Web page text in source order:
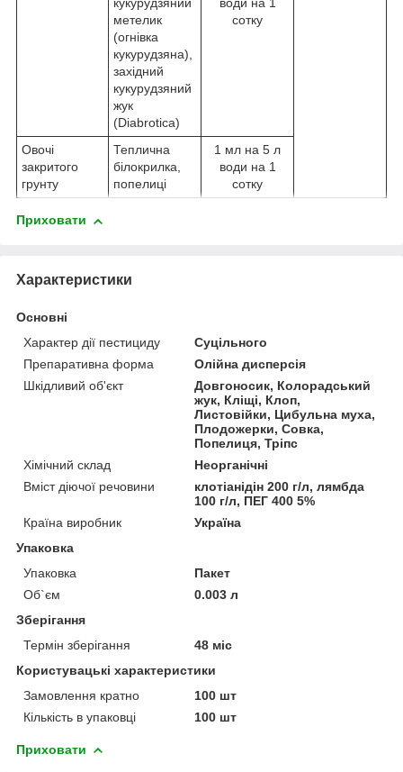
кукурудзяний
метелик
(огнівка
кукурудзяна),
західний
кукурудзяний
жук
(Diabrotica)
води на 1
сотку
Овочі
закритого
грунту
Теплична
білокрилка,
попелиці
1 мл на 5 л
води на 1
сотку
Приховати
Характеристики
Основні
Характер дії пестициду
Суцільного
Препаративна форма
Олійна дисперсія
Шкідливий об'єкт
Довгоносик, Колорадський
жук, Кліщі, Клоп,
Листовійки, Цибульна муха,
Плодожерки, Совка,
Попелиця, Тріпс
Хімічний склад
Неорганічні
Вміст діючої речовини
клотіанідін 200 г/л, лямбда
100 г/л, ПЕГ 400 5%
Країна виробник
Україна
Упаковка
Упаковка
Пакет
Об`єм
0.003 л
Зберігання
Термін зберігання
48 міс
Користувацькі характеристики
Замовлення кратно
100 шт
Кількість в упаковці
100 шт
Приховати